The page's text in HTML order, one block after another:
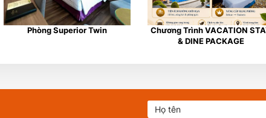
Phòng Superior Twin
Chương Trình VACATION
& DINE PACKAGE